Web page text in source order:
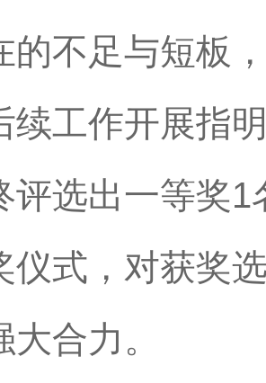
的不足与短板
续工作开展指
评选出一等奖1
仪式，对获奖
大合力。